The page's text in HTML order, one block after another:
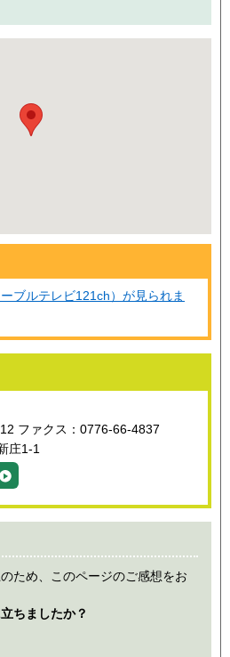
ブルテレビ121ch）が見られま
ファクス：0776-66-4837
庄1-1
ため、このページのご感想をお
ちましたか？